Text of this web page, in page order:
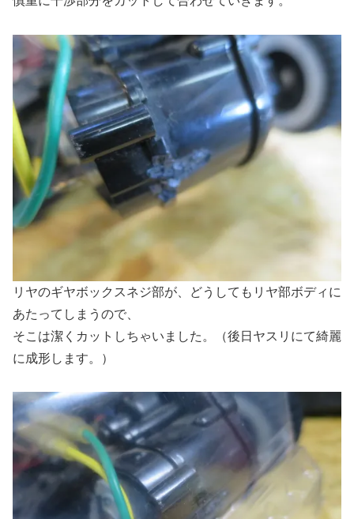
リヤのギヤボックスネジ部が、どうしてもリヤ部ボディに
あたってしまうので、
そこは潔くカットしちゃいました。（後日ヤスリにて綺麗
に成形します。）